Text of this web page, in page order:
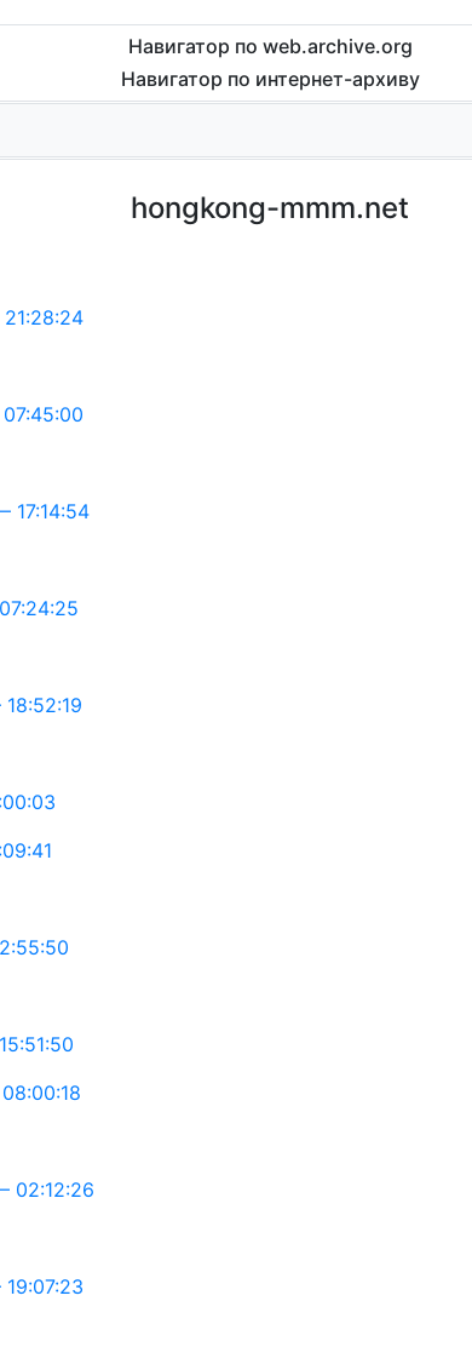
Навигатор по web.archive.org
Навигатор по интернет-архиву
hongkong-mmm.net
17:14:54
02:12:26